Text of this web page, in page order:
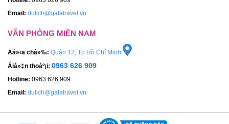
Email: dulich@galatravel.vn
VĂN PHÒNG MIỀN NAM
Äá»‹a chá»‰: Quận 12, Tp Hồ Chí Minh
Äiá»‡n thoáº¡i: 0963 626 909
Hotline: 0963 626 909
Email: dulich@galatravel.vn